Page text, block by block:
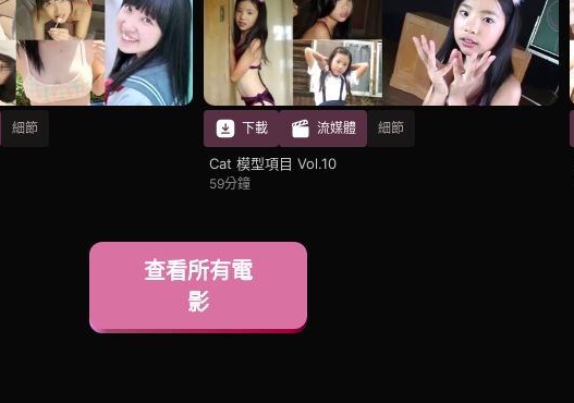
細節 下載 流媒體 細節
Cat 模型項目 Vol.10
59分鐘
查看所有電
影